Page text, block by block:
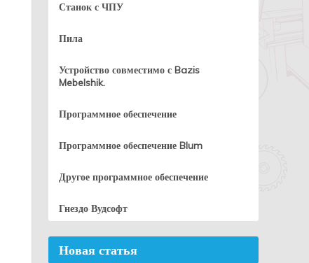
Станок с ЧПУ
Пила
Устройство совместимо с Bazis
Mebelshik.
Программное обеспечение
Программное обеспечение Blum
Другое программное обеспечение
Гнездо Вудсофт
Новая статья